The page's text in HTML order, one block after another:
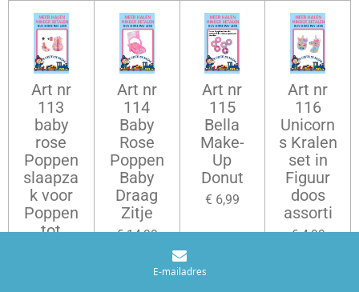
Art nr
113
baby
rose
Poppen
slaapza
k voor
Poppen
tot
Art nr
114
Baby
Rose
Poppen
Baby
Draag
Zitje
€ 14,99
Art nr
115
Bella
Make-
Up
Donut
€ 6,99
Art nr
116
Unicorn
s Kralen
set in
Figuur
doos
assorti
€ 4,99
E-mailadres